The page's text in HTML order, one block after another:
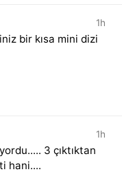
1h
bir kısa mini dizi
1h
3 çıktıktan
hani....